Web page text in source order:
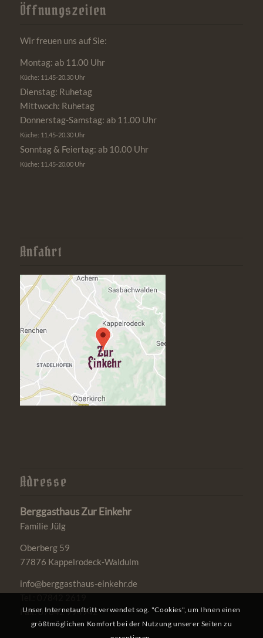
Öffnungszeiten
Wir freuen uns auf Sie:
Montag: ab 11.00 Uhr
Küche: 11.45-20.30 Uhr
Dienstag: Ruhetag
Mittwoch: Ruhetag
Donnerstag-Samstag: ab 11.00 Uhr
Küche: 11.45-20.30 Uhr
Sonntag & Feiertag: ab 10.00 Uhr
Küche: 11.45-20.00 Uhr
Anfahrt
Adresse
Berggasthaus Zur Einkehr
Familie Jülg
Oberberg 59
77876 Kappelrodeck-Waldulm
info@berggasthaus-einkehr.de
Fax: 07842 994942
Unser Internetauftritt verwendet sog. "Cookies", um Ihnen einen
größtmöglichen Komfort bei der Nutzung unserer Seiten zu